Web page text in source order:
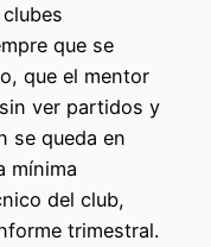
que se
que el mentor
ver partidos y
se queda en
mínima
del club,
trimestral.